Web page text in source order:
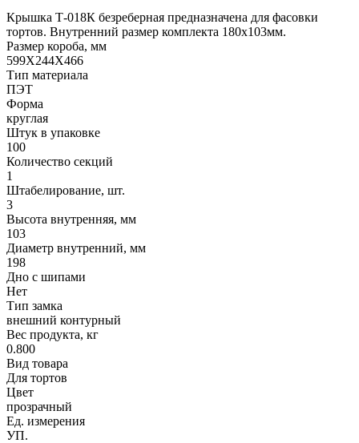
Крышка Т-018К безреберная предназначена для фасовки
тортов. Внутренний размер комплекта 180х103мм.
Размер короба, мм
599Х244Х466
Тип материала
ПЭТ
Форма
круглая
Штук в упаковке
100
Количество секций
1
Штабелирование, шт.
3
Высота внутренняя, мм
103
Диаметр внутренний, мм
198
Дно с шипами
Нет
Тип замка
внешний контурный
Вес продукта, кг
0.800
Вид товара
Для тортов
Цвет
прозрачный
Ед. измерения
УП.